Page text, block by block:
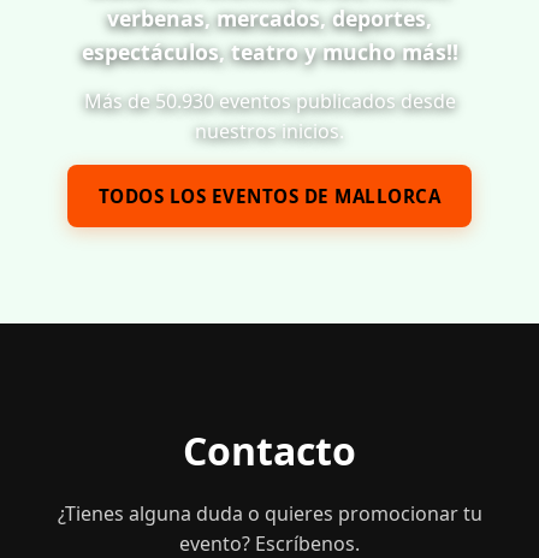
verbenas, mercados, deportes,
espectáculos, teatro y mucho más!!
Más de 50.930 eventos publicados desde
nuestros inicios.
TODOS LOS EVENTOS DE MALLORCA
Contacto
¿Tienes alguna duda o quieres promocionar tu
evento? Escríbenos.